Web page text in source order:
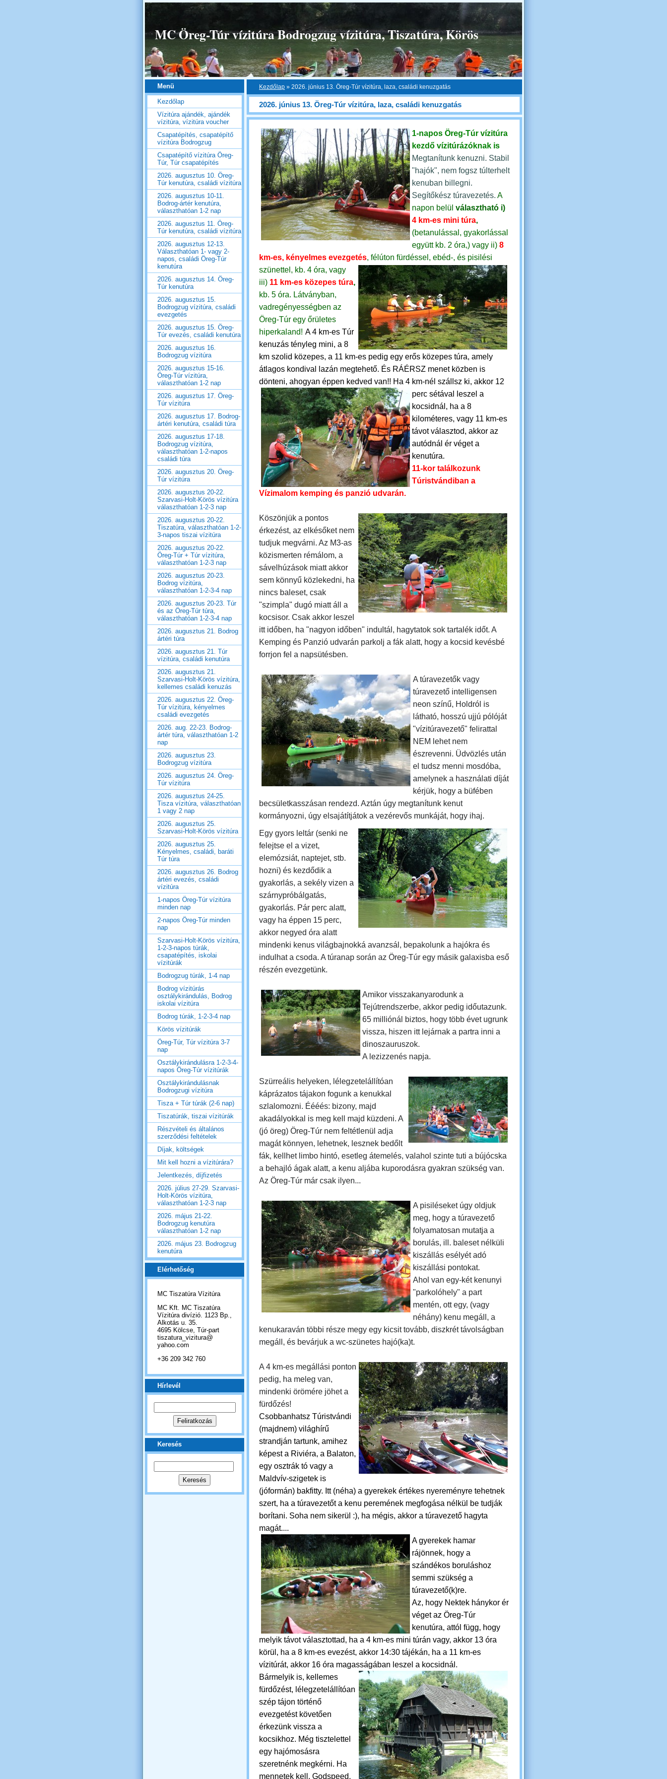
MC Öreg-Túr vízitúra Bodrogzug vízitúra, Tiszatúra, Körös
Kezdőlap » 2026. június 13. Öreg-Túr vízitúra, laza, családi kenuzgatás
2026. június 13. Öreg-Túr vízitúra, laza, családi kenuzgatás
1-napos Öreg-Túr vízitúra
kezdő vízitúrázóknak is
Megtanítunk kenuzni. Stabil
"hajók", nem fogsz túlterhelt
kenuban billegni.
Segítőkész túravezetés. A
napon belül választható i)
4 km-es mini túra,
(betanulással, gyakorlással
együtt kb. 2 óra,) vagy ii) 8
km-es, kényelmes evezgetés, félúton fürdéssel, ebéd-, és pisilési
szünettel, kb. 4 óra, vagy
iii) 11 km-es közepes túra,
kb. 5 óra. Látványban,
vadregényességben az
Öreg-Túr egy őrületes
hiperkaland! A 4 km-es Túr
kenuzás tényleg mini, a 8
km szolid közepes, a 11 km-es pedig egy erős közepes túra, amely
átlagos kondival lazán megtehető. És RÁÉRSZ menet közben is
dönteni, ahogyan éppen kedved van!! Ha 4 km-nél szállsz ki, akkor 12
perc sétával leszel a
kocsidnál, ha a 8
kilométeres, vagy 11 km-es
távot választod, akkor az
autódnál ér véget a
kenutúra.
11-kor találkozunk
Túristvándiban a
Vízimalom kemping és panzió udvarán.
Köszönjük a pontos
érkezést, az elkésőket nem
tudjuk megvárni. Az M3-as
közismerten rémálom, a
sávelhúzások miatt akkor
sem könnyű közlekedni, ha
nincs baleset, csak
"szimpla" dugó miatt áll a
kocsisor. Csak akkor leszel
itt időben, ha "nagyon időben" indultál, hagytatok sok tartalék időt. A
Kemping és Panzió udvarán parkolj a fák alatt, hogy a kocsid kevésbé
forrjon fel a napsütésben.
A túravezetők vagy
túravezető intelligensen
neon színű, Holdról is
látható, hosszú ujjú pólóját
"vízitúravezető" felirattal
NEM lehet nem
észrevenni. Üdvözlés után
el tudsz menni mosdóba,
amelynek a használati díját
kérjük, hogy a büfében
becsületkasszásan rendezd. Aztán úgy megtanítunk kenut
kormányozni, úgy elsajátítjátok a vezérevős munkáját, hogy ihaj.
Egy gyors leltár (senki ne
felejtse el a vizet,
elemózsiát, naptejet, stb.
hozni) és kezdődik a
gyakorlás, a sekély vizen a
szárnypróbálgatás,
gyakorlás. Pár perc alatt,
vagy ha éppen 15 perc,
akkor negyed óra alatt
mindenki kenus világbajnokká avanzsál, bepakolunk a hajókra és
indulhat a csoda. A túranap során az Öreg-Túr egy másik galaxisba eső
részén evezgetünk.
Amikor visszakanyarodunk a
Tejútrendszerbe, akkor pedig időutazunk.
65 milliónál biztos, hogy több évet ugrunk
vissza, hiszen itt lejárnak a partra inni a
dinoszauruszok.
A lezizzenés napja.
Szürreális helyeken, lélegzetelállítóan
káprázatos tájakon fogunk a kenukkal
szlalomozni. Éééés: bizony, majd
akadályokkal is meg kell majd küzdeni. A
(jó öreg) Öreg-Túr nem feltétlenül adja
magát könnyen, lehetnek, lesznek bedőlt
fák, kellhet limbo hintó, esetleg átemelés, valahol szinte tuti a bújócska
a behajló ágak alatt, a kenu aljába kuporodásra gyakran szükség van.
Az Öreg-Túr már csak ilyen...
A pisiléseket úgy oldjuk
meg, hogy a túravezető
folyamatosan mutatja a
borulás, ill. baleset nélküli
kiszállás esélyét adó
kiszállási pontokat.
Ahol van egy-két kenunyi
"parkolóhely" a part
mentén, ott egy, (vagy
néhány) kenu megáll, a
kenukaraván többi része megy egy kicsit tovább, diszkrét távolságban
megáll, és bevárjuk a wc-szünetes hajó(ka)t.
A 4 km-es megállási ponton
pedig, ha meleg van,
mindenki örömére jöhet a
fürdőzés!
Csobbanhatsz Túristvándi
(majdnem) világhírű
strandján tartunk, amihez
képest a Riviéra, a Balaton,
egy osztrák tó vagy a
Maldvív-szigetek is
(jóformán) bakfitty. Itt (néha) a gyerekek értékes nyereményre tehetnek
szert, ha a túravezetőt a kenu peremének megfogása nélkül be tudják
borítani. Soha nem sikerül :), ha mégis, akkor a túravezető hagyta
magát....
A gyerekek hamar
rájönnek, hogy a
szándékos boruláshoz
semmi szükség a
túravezető(k)re.
Az, hogy Nektek hánykor ér
véget az Öreg-Túr
kenutúra, attól függ, hogy
melyik távot választottad, ha a 4 km-es mini túrán vagy, akkor 13 óra
körül, ha a 8 km-es evezést, akkor 14:30 tájékán, ha a 11 km-es
vízitúrát, akkor 16 óra magasságában leszel a kocsidnál.
Bármelyik is, kellemes
fürdőzést, lélegzetelállítóan
szép tájon történő
evezgetést követően
érkezünk vissza a
kocsikhoz. Még tisztelettel
egy hajómosásra
szeretnénk megkérni. Ha
mennetek kell, Godspeed,
Menü
Kezdőlap
Vízitúra ajándék, ajándék
vízitúra, vízitúra voucher
Csapatépítés, csapatépítő
vízitúra Bodrogzug
Csapatépítő vízitúra Öreg-
Túr, Túr csapatépítés
2026. augusztus 10. Öreg-
Túr kenutúra, családi vízitúra
2026. augusztus 10-11.
Bodrog-ártér kenutúra,
választhatóan 1-2 nap
2026. augusztus 11. Öreg-
Túr kenutúra, családi vízitúra
2026. augusztus 12-13.
Választhatóan 1- vagy 2-
napos, családi Öreg-Túr
kenutúra
2026. augusztus 14. Öreg-
Túr kenutúra
2026. augusztus 15.
Bodrogzug vízitúra, családi
evezgetés
2026. augusztus 15. Öreg-
Túr evezés, családi kenutúra
2026. augusztus 16.
Bodrogzug vízitúra
2026. augusztus 15-16.
Öreg-Túr vízitúra,
választhatóan 1-2 nap
2026. augusztus 17. Öreg-
Túr vízitúra
2026. augusztus 17. Bodrog-
ártéri kenutúra, családi túra
2026. augusztus 17-18.
Bodrogzug vízitúra,
választhatóan 1-2-napos
családi túra
2026. augusztus 20. Öreg-
Túr vízitúra
2026. augusztus 20-22.
Szarvasi-Holt-Körös vízitúra
választhatóan 1-2-3 nap
2026. augusztus 20-22.
Tiszatúra, választhatóan 1-2-
3-napos tiszai vízitúra
2026. augusztus 20-22.
Öreg-Túr + Túr vízitúra,
választhatóan 1-2-3 nap
2026. augusztus 20-23.
Bodrog vízitúra,
választhatóan 1-2-3-4 nap
2026. augusztus 20-23. Túr
és az Öreg-Túr túra,
választhatóan 1-2-3-4 nap
2026. augusztus 21. Bodrog
ártéri túra
2026. augusztus 21. Túr
vízitúra, családi kenutúra
2026. augusztus 21.
Szarvasi-Holt-Körös vízitúra,
kellemes családi kenuzás
2026. augusztus 22. Öreg-
Túr vízitúra, kényelmes
családi evezgetés
2026. aug. 22-23. Bodrog-
ártér túra, választhatóan 1-2
nap
2026. augusztus 23.
Bodrogzug vízitúra
2026. augusztus 24. Öreg-
Túr vízitúra
2026. augusztus 24-25.
Tisza vízitúra, választhatóan
1 vagy 2 nap
2026. augusztus 25.
Szarvasi-Holt-Körös vízitúra
2026. augusztus 25.
Kényelmes, családi, baráti
Túr túra
2026. augusztus 26. Bodrog
ártéri evezés, családi
vízitúra
1-napos Öreg-Túr vízitúra
minden nap
2-napos Öreg-Túr minden
nap
Szarvasi-Holt-Körös vízitúra,
1-2-3-napos túrák,
csapatépítés, iskolai
vízitúrák
Bodrogzug túrák, 1-4 nap
Bodrog vízitúrás
osztálykirándulás, Bodrog
iskolai vízitúra
Bodrog túrák, 1-2-3-4 nap
Körös vízitúrák
Öreg-Túr, Túr vízitúra 3-7
nap
Osztálykirándulásra 1-2-3-4-
napos Öreg-Túr vízitúrák
Osztálykirándulásnak
Bodrogzugi vízitúra
Tisza + Túr túrák (2-6 nap)
Tiszatúrák, tiszai vízitúrák
Részvételi és általános
szerződési feltételek
Díjak, költségek
Mit kell hozni a vízitúrára?
Jelentkezés, díjfizetés
2026. július 27-29. Szarvasi-
Holt-Körös vízitúra,
választhatóan 1-2-3 nap
2026. május 21-22.
Bodrogzug kenutúra
választhatóan 1-2 nap
2026. május 23. Bodrogzug
kenutúra
Elérhetőség
MC Tiszatúra Vízitúra
MC Kft. MC Tiszatúra
Vízitúra divízió. 1123 Bp.,
Alkotás u. 35.
4695 Kölcse, Túr-part
tiszatura_vizitura@
yahoo.com
+36 209 342 760
Hírlevél
Keresés